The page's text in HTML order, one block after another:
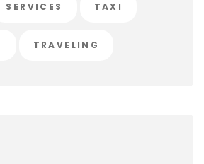
SERVICES TAXI
TRAVELING